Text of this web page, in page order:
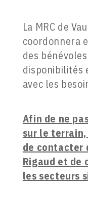
La MRC de
coordonnera
des
disponibilités
avec les
Afin de ne
sur le
de contacter
Rigaud et de
les secteurs